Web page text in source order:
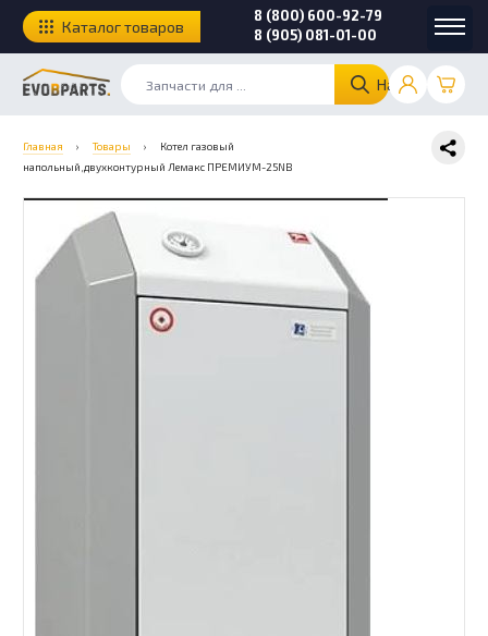
Найти
8 (800) 600-92-79
8 (905) 081-01-00
Каталог товаров
Главная › Товары ›
Котел газовый
напольный,двухконтурный Лемакс ПРЕМИУМ-25NB